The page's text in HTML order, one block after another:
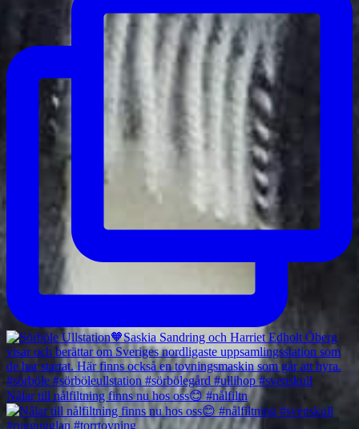
Nålar till nålfiltning finns nu hos oss😊 #nålfiltn